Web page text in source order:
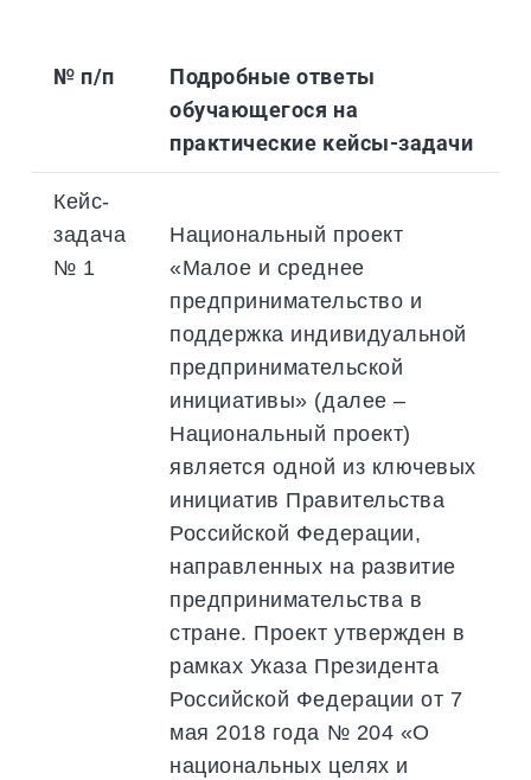
№ п/п
Подробные ответы
обучающегося на
практические кейсы-задачи
Кейс-
задача
№ 1
Национальный проект
«Малое и среднее
предпринимательство и
поддержка индивидуальной
предпринимательской
инициативы» (далее –
Национальный проект)
является одной из ключевых
инициатив Правительства
Российской Федерации,
направленных на развитие
предпринимательства в
стране. Проект утвержден в
рамках Указа Президента
Российской Федерации от 7
мая 2018 года № 204 «О
национальных целях и